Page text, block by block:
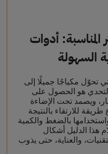
المناسبة: أدوات
السهولة
تحوّل مكياجًا جميلًا إلى
التحدي هو الحصول على
ويصمد تحت الإضاءة
طريقة للارتقاء بالنتيجة
بالضغط والكمية
هذا الدليل أشكال
والعناية، حتى يذوب